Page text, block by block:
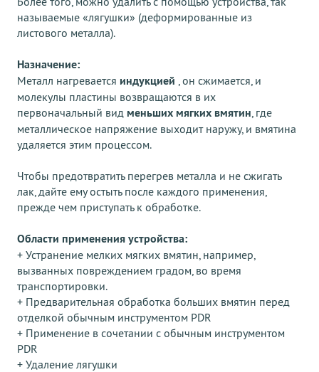
называемые «лягушки» (деформированные из
листового металла).
Назначение:
Металл нагревается индукцией , он сжимается, и
молекулы пластины возвращаются в их
первоначальный вид меньших мягких вмятин , где
металлическое напряжение выходит наружу, и вмятина
удаляется этим процессом.
Чтобы предотвратить перегрев металла и не сжигать
лак, дайте ему остыть после каждого применения,
прежде чем приступать к обработке.
Области применения устройства:
+ Устранение мелких мягких вмятин, например,
вызванных повреждением градом, во время
транспортировки.
+ Предварительная обработка больших вмятин перед
отделкой обычным инструментом PDR
+ Применение в сочетании с обычным инструментом
PDR
+ Удаление лягушки